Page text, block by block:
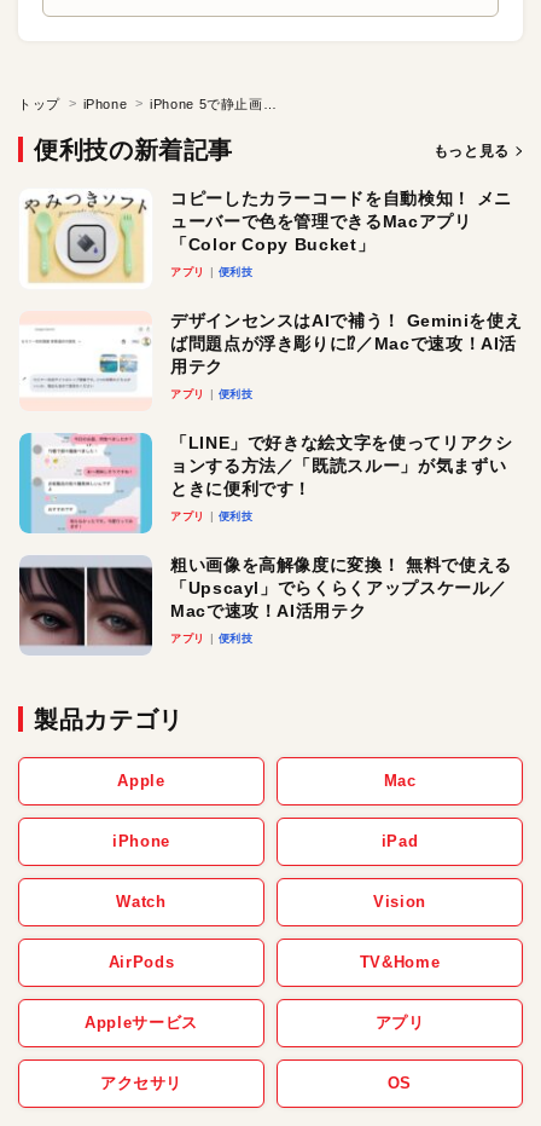
トップ iPhone
便利技の新着記事 もっと見る
コピーしたカラーコードを自動検知！ メニ
ューバーで色を管理できるMacアプリ
「Color Copy Bucket」
アプリ 便利技
デザインセンスはAIで補う！ Geminiを使え
ば問題点が浮き彫りに⁉︎／Macで速攻！AI活
用テク
アプリ 便利技
「LINE」で好きな絵文字を使ってリアクシ
ョンする方法／「既読スルー」が気まずい
ときに便利です！
アプリ 便利技
粗い画像を高解像度に変換！ 無料で使える
「Upscayl」でらくらくアップスケール／
Macで速攻！AI活用テク
アプリ 便利技
製品カテゴリ
Apple Mac
iPhone iPad
Watch Vision
AirPods TV&Home
Appleサービス アプリ
アクセサリ OS